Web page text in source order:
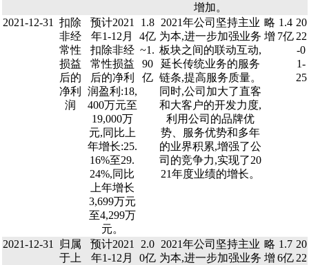
增加。
2021-12-31
扣除
非经
常性
损益
后的
净利
润
预计2021
年1-12月
扣除非经
常性损益
后的净利
润盈利:18,
400万元至
19,000万
元,同比上
年增长:25.
16%至29.
24%,同比
上年增长
3,699万元
至4,299万
元。
1.8
4亿
~1.
90
亿
2021年公司坚持主业
为本,进一步加强业务
板块之间的联动互动,
延长传统业务的服务
链条,提高服务质量。
同时,公司加大了直客
和大客户的开发力度,
利用公司的品牌优
势、服务优势和多年
的业界积累,增强了公
司的竞争力,实现了20
21年度业绩的增长。
略
增
1.4
7亿
20
22
-0
1-
25
2021-12-31
归属
于上
预计2021
年1-12月
2.0
0亿
2021年公司坚持主业
为本,进一步加强业务
略
增
1.7
6亿
20
22